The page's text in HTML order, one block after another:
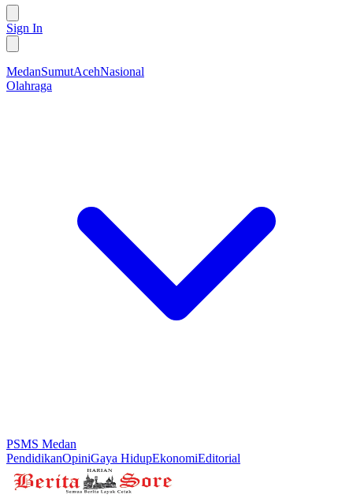
Sign In
MedanSumutAcehNasional
Olahraga
PSMS Medan
PendidikanOpiniGaya HidupEkonomiEditorial